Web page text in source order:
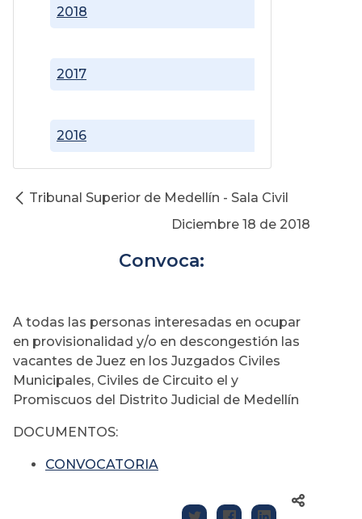
2016
2017
2018
Tribunal Superior de Medellín - Sala Civil
Diciembre 18 de 2018
Convoca:
A todas las personas interesadas en ocupar
en provisionalidad y/o en descongestión las
vacantes de Juez en los Juzgados Civiles
Municipales, Civiles de Circuito el y
Promiscuos del Distrito Judicial de Medellín
DOCUMENTOS:
CONVOCATORIA